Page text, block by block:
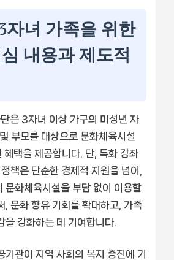
자녀 가족을 위한
내용과 제도적
은 3자녀 이상 가구의 미성년 자
부모를 대상으로 문화체육시설
택을 제공합니다. 단, 특화 강좌
책은 단순한 경제적 지원을 넘어,
문화체육시설을 부담 없이 이용할
, 문화 향유 기회를 확대하고, 가족
을 강화하는 데 기여합니다.
기관이 지역 사회의 복지 증진에 기